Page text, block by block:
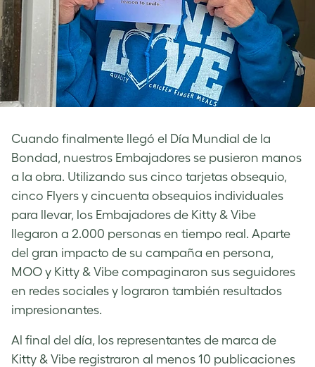
Cuando finalmente llegó el Día Mundial de la
Bondad, nuestros Embajadores se pusieron manos
a la obra. Utilizando sus cinco tarjetas obsequio,
cinco Flyers y cincuenta obsequios individuales
para llevar, los Embajadores de Kitty & Vibe
llegaron a 2.000 personas en tiempo real. Aparte
del gran impacto de su campaña en persona,
MOO y Kitty & Vibe compaginaron sus seguidores
en redes sociales y lograron también resultados
impresionantes.
Al final del día, los representantes de marca de
Kitty & Vibe registraron al menos 10 publicaciones